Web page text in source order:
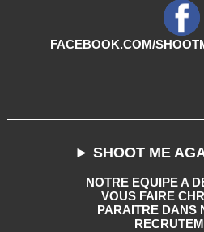
FACEBOOK.COM/
► SHOOT ME
NOTRE EQUIPE A
VOUS FAIRE
PARAITRE DANS